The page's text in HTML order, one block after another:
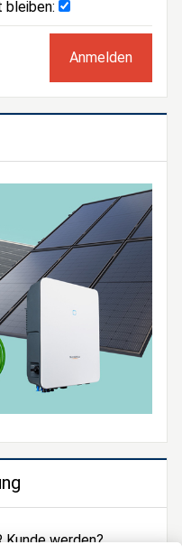
bleiben:
Kunde werden?